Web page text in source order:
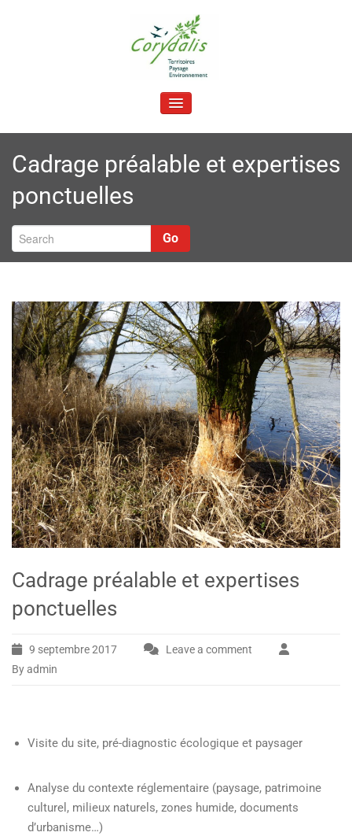
Territoires, paysage, environnement
TOGGLE NAVIGATION
Cadrage préalable et expertises
ponctuelles
Go
Cadrage préalable et expertises
ponctuelles
9 septembre 2017
Leave a comment
By admin
Visite du site, pré-diagnostic écologique et paysager
Analyse du contexte réglementaire (paysage, patrimoine
culturel, milieux naturels, zones humide, documents
d’urbanisme…)